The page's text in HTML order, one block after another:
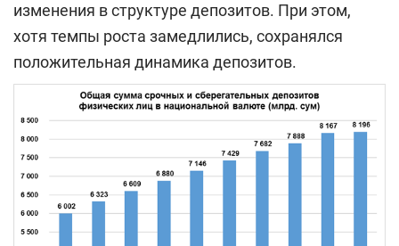
изменения в структуре депозитов. При этом,
хотя темпы роста замедлились, сохранялся
положительная динамика депозитов.